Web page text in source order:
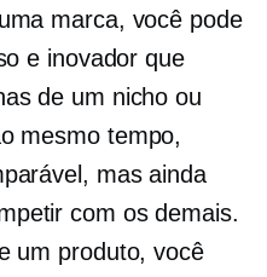
marca, você pode
e inovador que
de um nicho ou
mesmo tempo,
mas ainda
com os demais.
um produto, você